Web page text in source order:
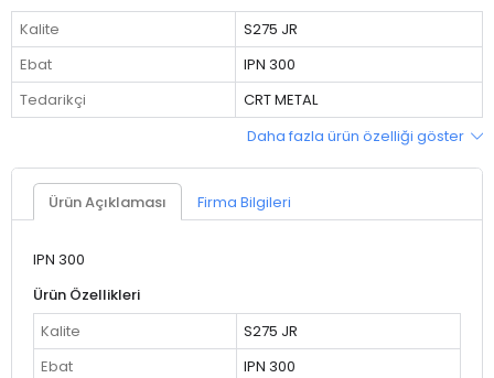
Kalite
S275 JR
Ebat
IPN 300
Tedarikçi
CRT METAL
Daha fazla ürün özelliği göster
Ürün Açıklaması Firma Bilgileri
IPN 300
Ürün Özellikleri
Kalite
S275 JR
Ebat
IPN 300